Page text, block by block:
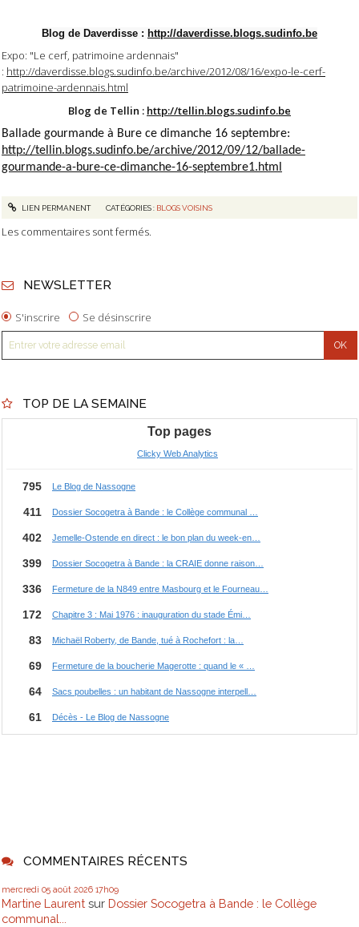
Blog de Daverdisse : http://daverdisse.blogs.sudinfo.be
Expo: "Le cerf, patrimoine ardennais"
: http://daverdisse.blogs.sudinfo.be/archive/2012/08/16/expo-le-cerf-
patrimoine-ardennais.html
Blog de Tellin : http://tellin.blogs.sudinfo.be
Ballade gourmande à Bure ce dimanche 16 septembre:
http://tellin.blogs.sudinfo.be/archive/2012/09/12/ballade-
gourmande-a-bure-ce-dimanche-16-septembre1.html
LIEN PERMANENT CATÉGORIES : BLOGS VOISINS
Les commentaires sont fermés.
NEWSLETTER
S'inscrire Se désinscrire
TOP DE LA SEMAINE
COMMENTAIRES RÉCENTS
mercredi 05 août 2026 17h09
Martine Laurent sur Dossier Socogetra à Bande : le Collège
communal...